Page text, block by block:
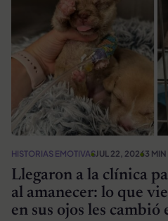
HISTORIAS EMOTIVASJUL 22, 20263 MIN
Llegaron a la clínica
al amanecer: lo que
en sus ojos les cambió